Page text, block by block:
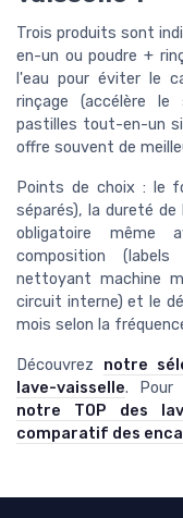
Trois produits sont
en-un ou poudre +
l'eau pour éviter le
rinçage (accélère
pastilles tout-en-un
offre souvent de
Points de choix : le
séparés), la dureté
obligatoire même
composition
nettoyant machine
circuit interne) et le
mois selon la
Découvrez notre
lave-vaisselle. Pour
notre TOP des
comparatif des